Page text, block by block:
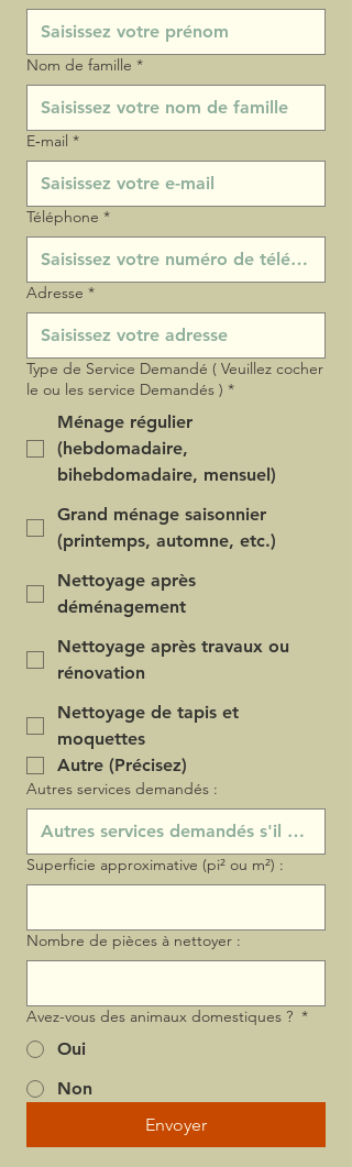
Nom de famille *
E‑mail *
Téléphone *
Adresse *
Type de Service Demandé ( Veuillez cocher
le ou les service Demandés ) *
Ménage régulier
(hebdomadaire,
bihebdomadaire, mensuel)
Grand ménage saisonnier
(printemps, automne, etc.)
Nettoyage après
déménagement
Nettoyage après travaux ou
rénovation
Nettoyage de tapis et
moquettes
Autre (Précisez)
Autres services demandés :
Superficie approximative (pi² ou m²) :
Nombre de pièces à nettoyer :
Avez-vous des animaux domestiques ? *
Oui
Non
Envoyer